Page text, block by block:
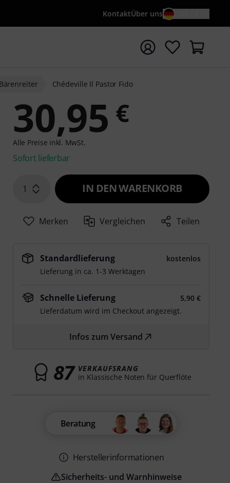
KontaktÜber uns
mit Suchwort {searchTerm} starten
Chédeville Il Pastor Fido
30,95 €
Alle Preise inkl. MwSt.
Sofort lieferbar
1 IN DEN WARENKORB
Merken Vergleichen Teilen
Standardlieferung
kostenlos
Lieferung in ca. 1-3 Werktagen
Schnelle Lieferung
5,90 €
Lieferdatum wird im Checkout angezeigt.
Infos zum Versand
87 VERKAUFSRANG
in Klassische Noten für Querflöte
Beratung
Herstellerinformationen
Sicherheits- und Warnhinweise